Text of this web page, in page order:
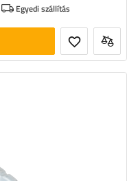
Egyedi szállítás